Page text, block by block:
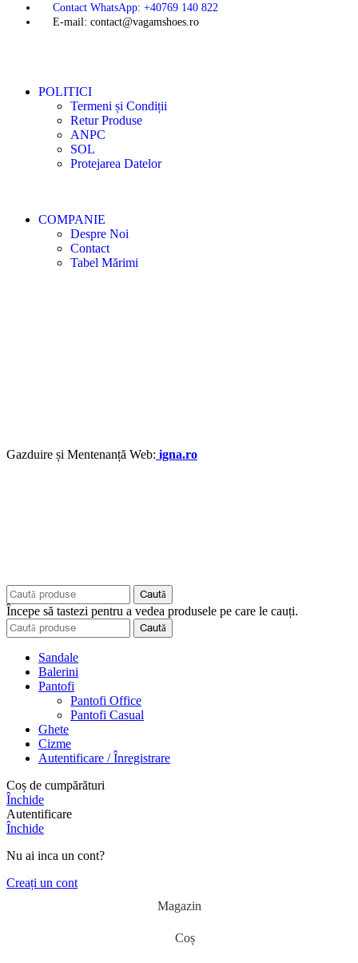
Contact WhatsApp: +40769 140 822
E-mail: contact@vagamshoes.ro
POLITICI
Termeni și Condiții
Retur Produse
ANPC
SOL
Protejarea Datelor
COMPANIE
Despre Noi
Contact
Tabel Mărimi
Gazduire și Mentenanță Web: igna.ro
Caută
Începe să tastezi pentru a vedea produsele pe care le cauți.
Caută
Sandale
Balerini
Pantofi
Pantofi Office
Pantofi Casual
Ghete
Cizme
Autentificare / Înregistrare
Coș de cumpărături
Închide
Autentificare
Închide
Nu ai inca un cont?
Creați un cont
Magazin
Coș